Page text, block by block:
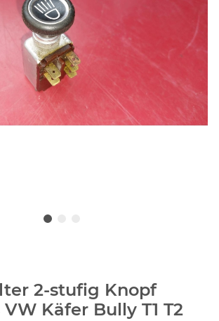
2-stufig Knopf
Käfer Bully T1 T2